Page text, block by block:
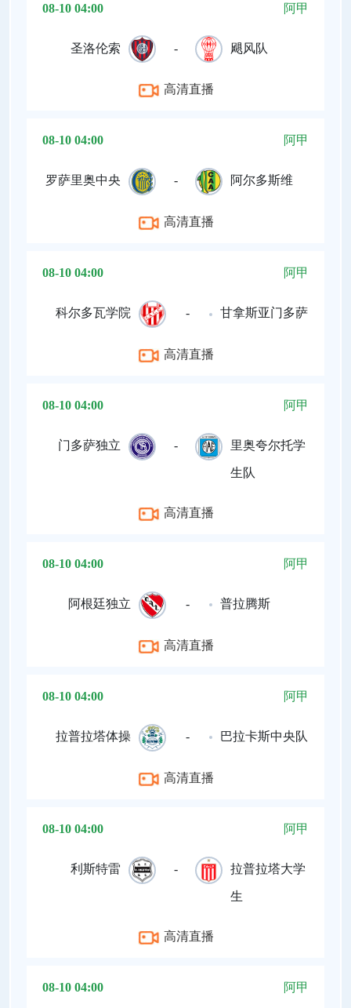
08-10 04:00 阿甲
圣洛伦索 - 飓风队
高清直播
08-10 04:00 阿甲
罗萨里奥中央 - 阿尔多斯维
高清直播
08-10 04:00 阿甲
科尔多瓦学院 - 甘拿斯亚门多萨
高清直播
08-10 04:00 阿甲
门多萨独立 - 里奥夸尔托学
生队
高清直播
08-10 04:00 阿甲
阿根廷独立 - 普拉腾斯
高清直播
08-10 04:00 阿甲
拉普拉塔体操 - 巴拉卡斯中央队
高清直播
08-10 04:00 阿甲
利斯特雷 - 拉普拉塔大学
生
高清直播
08-10 04:00 阿甲